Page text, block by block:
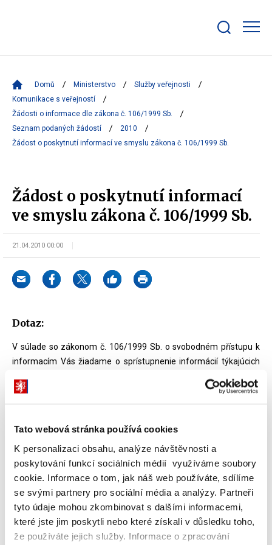
Tato webová stránka používá cookies
K personalizaci obsahu, analýze návštěvnosti a
poskytování funkcí sociálních médií využíváme soubory
cookie. Informace o tom, jak náš web používáte, sdílíme
se svými partnery pro sociální média a analýzy. Partneři
tyto údaje mohou zkombinovat s dalšími informacemi,
které jste jim poskytli nebo které získali v důsledku toho,
že používáte jejich služby. Informace o zpracování
bar
Domů Ministerstvo
Služby veřejnosti
Komunikace s veřejností
Žádosti o informace dle zákona č. 106/1999 Sb.
Seznam podaných žádostí
2010
Žádost o poskytnutí informací ve smyslu zákona č. 106/1999 Sb.
Žádost o poskytnutí informací
ve smyslu zákona č. 106/1999 Sb.
21.04.2010 00:00
Dotaz:
V súlade so zákonom č. 106/1999 Sb. o svobodném přístupu k
informacím Vás žiadame o sprístupnenie informácií týkajúcich
1988-1991. Predmetom nášho záujmu sú všetky informácie
týkajúce sa personálneho obsadenia ministerstva vo vyššie
spolu s uvedením ich pracovnej pozície a začlenenia podľa
príslušnej sekcie, odboru, oddelenia alebo iného organizačného
útvaru ministerstva.
Odpověď:
K Vaší žádosti ze dne 21.4.2010 sdělujeme, že dokumenty FMF